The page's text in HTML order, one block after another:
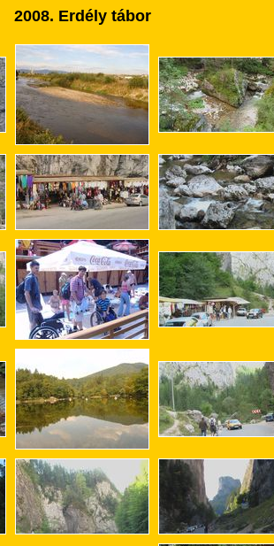
2008. Erdély tábor